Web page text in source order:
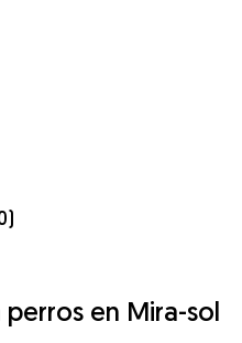
en Mira-sol